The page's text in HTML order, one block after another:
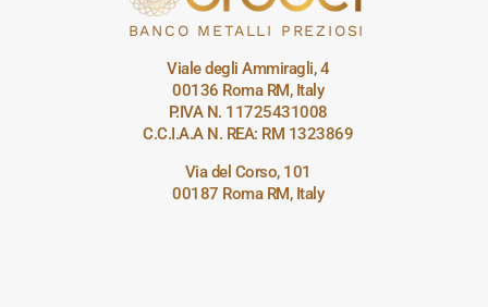
BANCO METALLI PREZIOSI
Viale degli Ammiragli, 4
00136 Roma RM, Italy
P.IVA N. 11725431008
C.C.I.A.A N. REA: RM 1323869
Via del Corso, 101
00187 Roma RM, Italy